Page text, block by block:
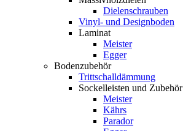
Dielenschrauben
Vinyl- und Designboden
Laminat
Meister
Egger
Bodenzubehör
Trittschalldämmung
Sockelleisten und Zubehör
Meister
Kährs
Parador